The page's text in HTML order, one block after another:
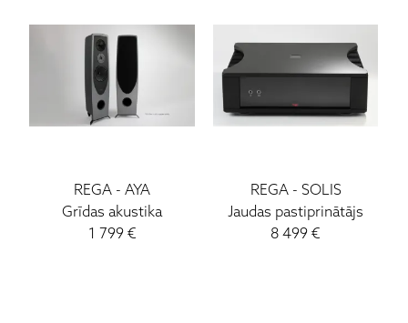
REGA -AYA
Grīdas akustika
1 799€
REGA- SOLIS
Jaudas pastiprinātājs
8 499 €